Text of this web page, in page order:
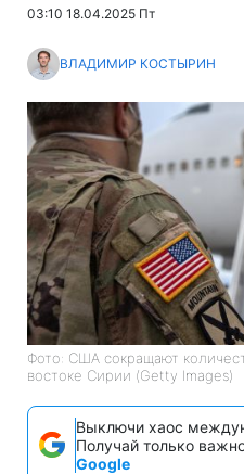
03:10 18.04.2025 Пт
ВЛАДИМИР КОСТЫРИН
Фото: США сокращают
востоке Сирии (Getty Images)
Выключи хаос
Получай только
Google